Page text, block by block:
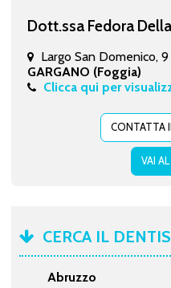
Dott.ssa Fedora
Largo San Domenico,
GARGANO (Foggia)
Clicca qui per
CONTATTA
VAI
CERCA IL
Abruzzo